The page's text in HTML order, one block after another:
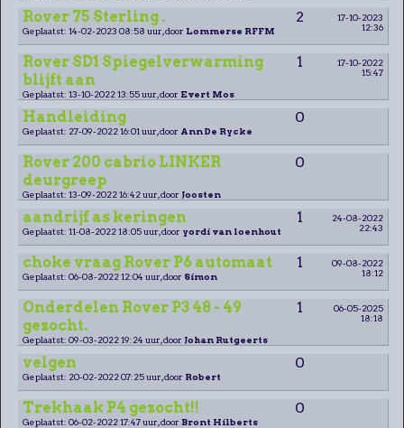
Rover 75 Sterling . 2
17-10-2023
12:36
Geplaatst: 14-02-2023 08:58 uur, door Lommerse RFFM
Rover SD1 Spiegelverwarming
blijft aan
1
17-10-2022
15:47
Geplaatst: 13-10-2022 13:55 uur, door Evert Mos
Handleiding 0
Geplaatst: 27-09-2022 16:01 uur, door Ann De Rycke
Rover 200 cabrio LINKER
deurgreep
0
Geplaatst: 13-09-2022 16:42 uur, door Joosten
aandrijf as keringen 1
24-08-2022
22:43
Geplaatst: 11-08-2022 18:05 uur, door yordi van loenhout
choke vraag Rover P6 automaat 1
09-08-2022
18:12
Geplaatst: 06-08-2022 12:04 uur, door Simon
Onderdelen Rover P3 48 - 49
gezocht.
1
06-05-2025
18:18
Geplaatst: 09-03-2022 19:24 uur, door Johan Rutgeerts
velgen 0
Geplaatst: 20-02-2022 07:25 uur, door Robert
Trekhaak P4 gezocht!! 0
Geplaatst: 06-02-2022 17:47 uur, door Bront Hilberts